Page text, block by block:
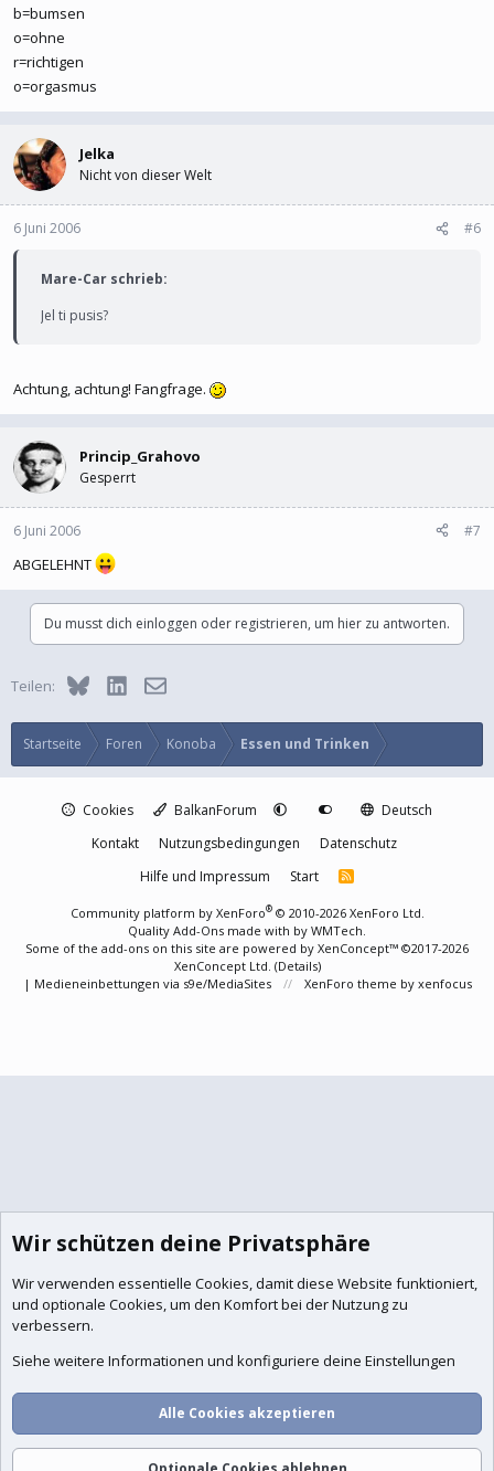
b=bumsen
o=ohne
r=richtigen
o=orgasmus
Jelka
Nicht von dieser Welt
6 Juni 2006 #6
Mare-Car schrieb:
Jel ti pusis?
Achtung, achtung! Fangfrage.
Princip_Grahovo
Gesperrt
6 Juni 2006 #7
ABGELEHNT
Du musst dich einloggen oder registrieren, um hier zu antworten.
Teilen: BlueskyLinkedInE-Mail
Startseite Foren Konoba Essen und Trinken
Cookies BalkanForum
Deutsch
Kontakt
Nutzungsbedingungen
Datenschutz
Hilfe und Impressum
Start
R
Community platform by XenForo® © 2010-2026 XenForo Ltd.
Quality Add-Ons made with by WMTech
Some of the add-ons on this site are powered by XenConcept™ ©2017-2026
XenConcept Ltd. (Details)
| Medieneinbettungen via s9e/MediaSites XenForo theme by xenfocus
Wir schützen deine Privatsphäre
Wir verwenden essentielle Cookies, damit diese Website funktioniert,
und optionale Cookies, um den Komfort bei der Nutzung zu
verbessern.
Siehe weitere Informationen und konfiguriere deine Einstellungen
Alle Cookies akzeptieren